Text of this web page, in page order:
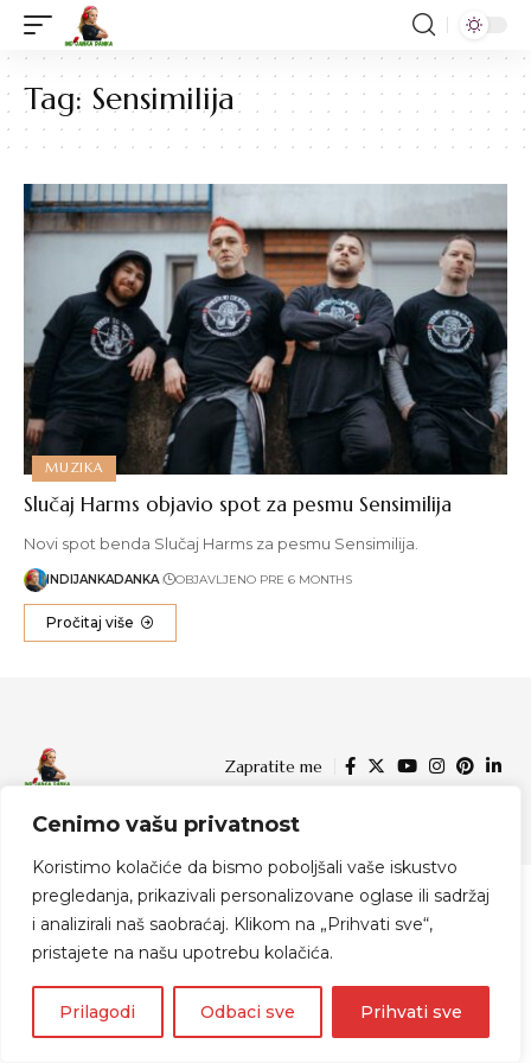
Cenimo vašu privatnost
Koristimo kolačiće da bismo poboljšali vaše iskustvo
pregledanja, prikazivali personalizovane oglase ili sadržaj
i analizirali naš saobraćaj. Klikom na „Prihvati sve“,
pristajete na našu upotrebu kolačića.
Prilagodi Odbaci sve Prihvati sve
Tag: Sensimilija
MUZIKA
Slučaj Harms objavio spot za pesmu Sensimilija
Novi spot benda Slučaj Harms za pesmu Sensimilija.
INDIJANKADANKA OBJAVLJENO PRE 6 MONTHS
Pročitaj više
Zapratite me
© 2024 Indijanka Danka